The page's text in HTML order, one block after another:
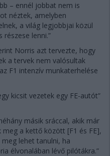
– ennél jobbat nem is
néztek, amelyben
a világ legjobbjai közül
részese lenni.”
Norris azt tervezte, hogy
a tervek nem valósultak
F1 intenzív munkaterhelése
kicsit vezetek egy FE-autót”
másik sráccal, akik már
a kettő között [F1 és FE],
lehet tanulni, ha
élvonalában lévő pilótákra.”